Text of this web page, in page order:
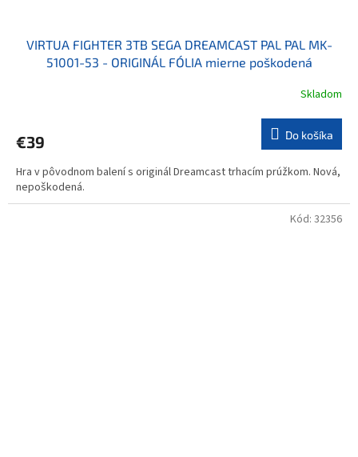
VIRTUA FIGHTER 3TB SEGA DREAMCAST PAL PAL MK-
51001-53 - ORIGINÁL FÓLIA mierne poškodená
Skladom
€39 Do košíka
Hra v pôvodnom balení s originál Dreamcast trhacím prúžkom. Nová,
nepoškodená.
Kód: 32356